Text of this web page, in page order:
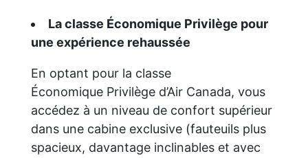
La classe Économique Privilège pour
une expérience rehaussée
En optant pour la classe
Économique Privilège d’Air Canada, vous
accédez à un niveau de confort supérieur
dans une cabine exclusive (fauteuils plus
spacieux, davantage inclinables et avec